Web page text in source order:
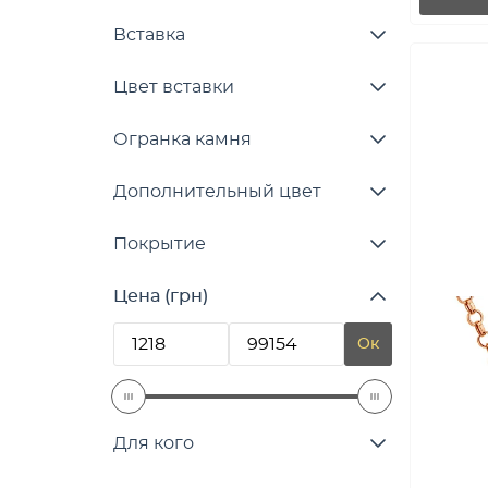
Вставка
Цвет вставки
Огранка камня
Дополнительный цвет
Покрытие
Цена (грн)
Ок
Для кого